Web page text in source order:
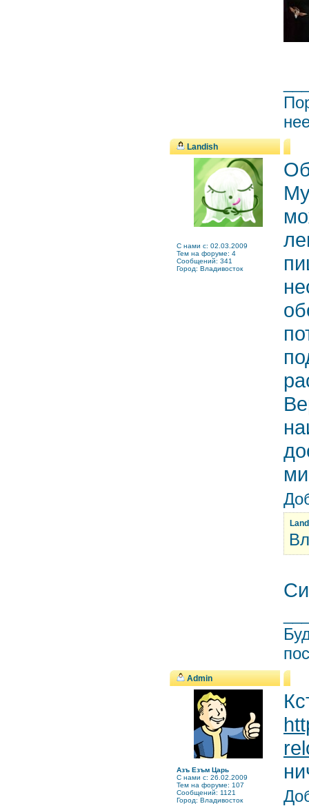
Landish
C нами с: 02.03.2009
Тем на форуме: 4
Сообщений: 341
Город: Владивосток
Admin
Азъ Езъм Царь
C нами с: 26.02.2009
Тем на форуме: 107
Сообщений: 1121
Город: Владивосток